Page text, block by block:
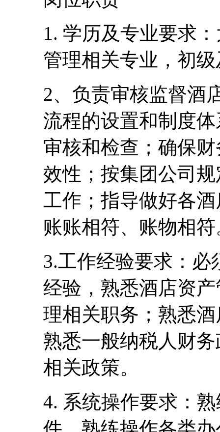
1. 学历及专业要求
管理相关专业，初
2、负责审核监督酒
流程的设置和制度
审核和检查；确保
效性；按集团公司
工作；指导做好各
账账相符、账物相符
3.工作经验要求：必
经验，熟悉酒店资
理相关职务；熟悉
熟悉一般纳税人财
相关政策。
4. 系统操作要求：